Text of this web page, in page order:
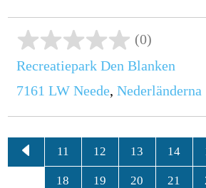
(0)
Recreatiepark Den Blanken
7161 LW Neede, Nederländerna
11 12 13 14
18 19 20 21